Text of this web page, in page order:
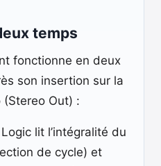
temps
fonctionne en deux
son insertion sur la
Out) :
lit l’intégralité du
de cycle) et